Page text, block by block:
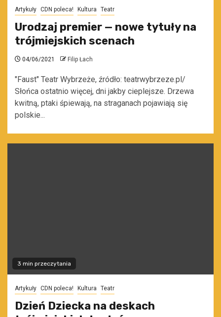
Artykuły CDN poleca! Kultura Teatr
Urodzaj premier — nowe tytuły na
trójmiejskich scenach
04/06/2021 Filip Łach
"Faust" Teatr Wybrzeże, źródło: teatrwybrzeze.pl/
Słońca ostatnio więcej, dni jakby cieplejsze. Drzewa
kwitną, ptaki śpiewają, na straganach pojawiają się
polskie...
3 min przeczytania
Artykuły CDN poleca! Kultura Teatr
Dzień Dziecka na deskach